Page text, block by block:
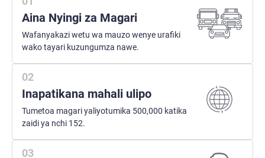
Aina Nyingi za Magari
Wafanyakazi wetu wa mauzo wenye urafiki
wako tayari kuzungumza nawe.
Inapatikana mahali ulipo
Tumetoa magari yaliyotumika 500,000 katika
zaidi ya nchi 152.